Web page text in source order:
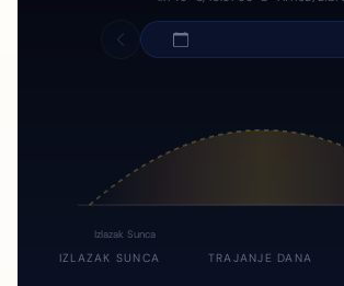
Izlazak Sunca
IZLAZAK SUNCA TRAJANJE DANA